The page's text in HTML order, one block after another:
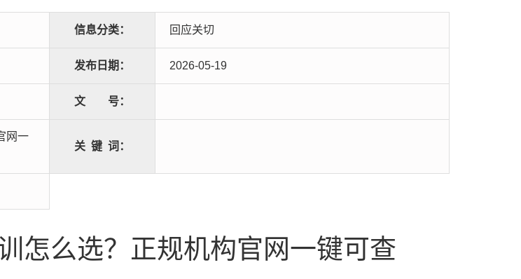
信息分类： 回应关切
发布日期： 2026-05-19
文 号：
网一
关 键 词：
怎么选？正规机构官网一键可查